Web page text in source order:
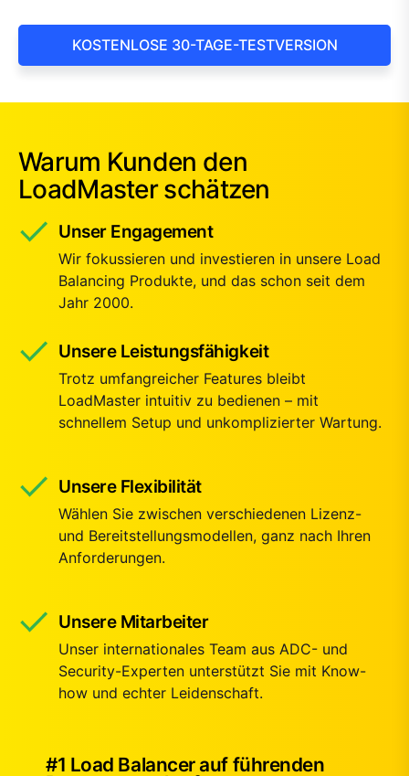
KOSTENLOSE 30-TAGE-TESTVERSION
Warum Kunden den
LoadMaster schätzen
Unser Engagement
Wir fokussieren und investieren in unsere Load
Balancing Produkte, und das schon seit dem
Jahr 2000.
Unsere Leistungsfähigkeit
Trotz umfangreicher Features bleibt
LoadMaster intuitiv zu bedienen – mit
schnellem Setup und unkomplizierter Wartung.
Unsere Flexibilität
Wählen Sie zwischen verschiedenen Lizenz-
und Bereitstellungsmodellen, ganz nach Ihren
Anforderungen.
Unsere Mitarbeiter
Unser internationales Team aus ADC- und
Security-Experten unterstützt Sie mit Know-
how und echter Leidenschaft.
#1 Load Balancer auf führenden